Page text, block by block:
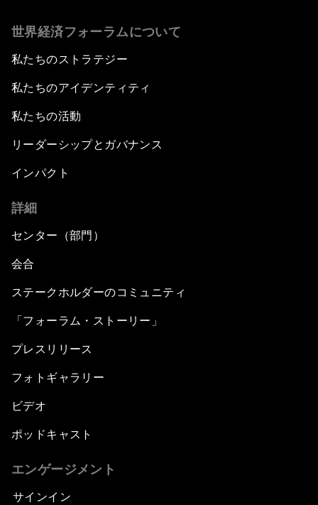
世界経済フォーラムについて
私たちのストラテジー
私たちのアイデンティティ
私たちの活動
リーダーシップとガバナンス
インパクト
詳細
センター（部門）
会合
ステークホルダーのコミュニティ
「フォーラム・ストーリー」
プレスリリース
フォトギャラリー
ビデオ
ポッドキャスト
エンゲージメント
サインイン